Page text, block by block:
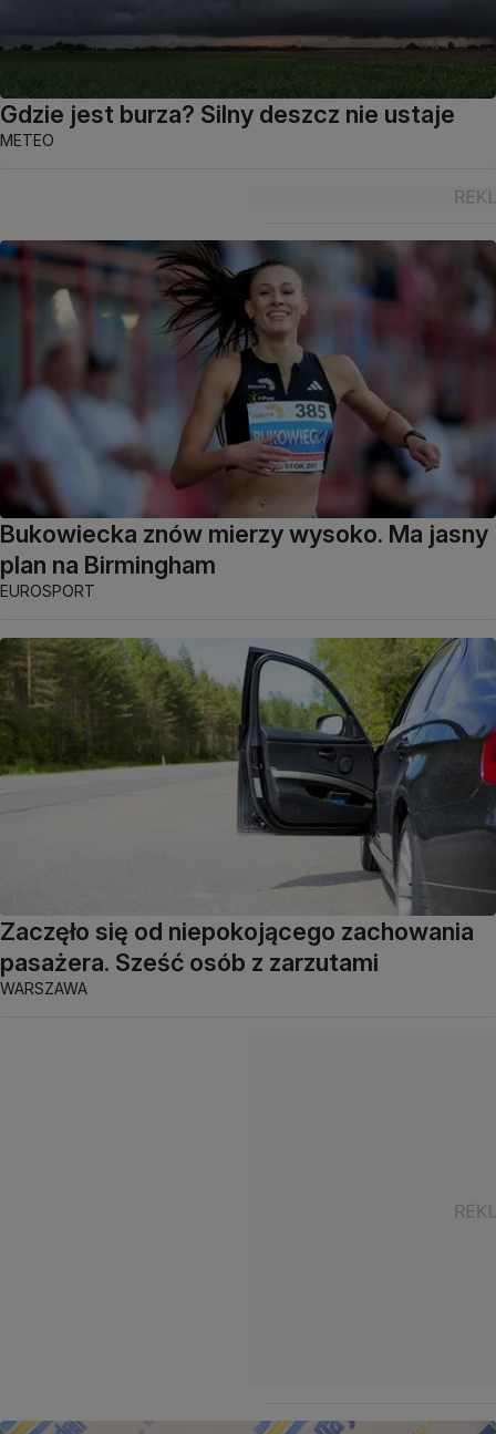
Gdzie jest burza? Silny deszcz nie ustaje
METEO
Bukowiecka znów mierzy wysoko. Ma jasny
plan na Birmingham
EUROSPORT
Zaczęło się od niepokojącego zachowania
pasażera. Sześć osób z zarzutami
WARSZAWA